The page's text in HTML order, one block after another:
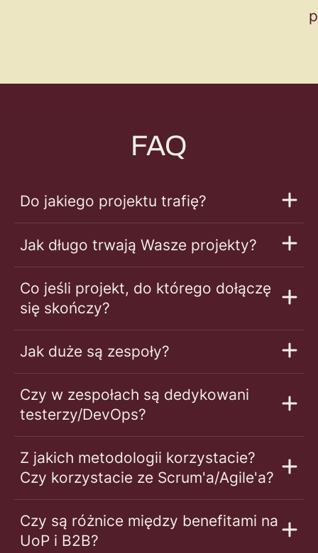
FAQ
Do jakiego projektu trafię?
Jak długo trwają Wasze projekty?
Co jeśli projekt, do którego dołączę
się skończy?
Jak duże są zespoły?
Czy w zespołach są dedykowani
testerzy/DevOps?
Z jakich metodologii korzystacie?
Czy korzystacie ze Scrum'a/Agile'a?
Czy są różnice między benefitami na
UoP i B2B?